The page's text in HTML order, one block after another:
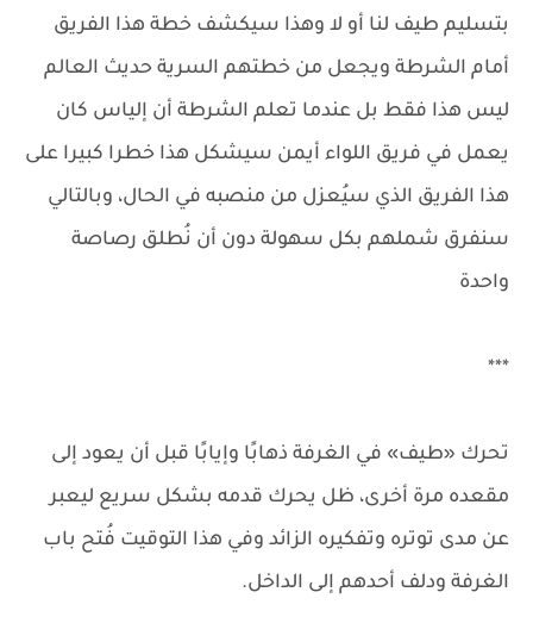
بتسليم طيف لنا أو لا وهذا سيكشف خطة هذا الفريق
أمام الشرطة ويجعل من خطتهم السرية حديث العالم
ليس هذا فقط بل عندما تعلم الشرطة أن إلياس كان
يعمل في فريق اللواء أيمن سيشكل هذا خطرا كبيرا على
هذا الفريق الذي سيُعزل من منصبه في الحال، وبالتالي
سنفرق شملهم بكل سهولة دون أن نُطلق رصاصة
واحدة
***
تحرك «طيف» في الغرفة ذهابًا وإيابًا قبل أن يعود إلى
مقعده مرة أخرى، ظل يحرك قدمه بشكل سريع ليعبر
عن مدى توتره وتفكيره الزائد وفي هذا التوقيت فُتح باب
الغرفة ودلف أحدهم إلى الداخل.